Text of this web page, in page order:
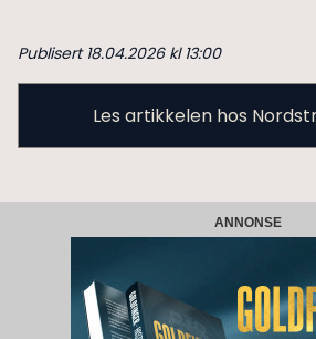
Publisert 18.04.2026 kl 13:00
Les artikkelen hos
ANNONSE